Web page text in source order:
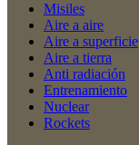
Misiles
Aire a aire
Aire a superficie
Aire a tierra
Anti radiación
Entrenamiento
Nuclear
Rockets